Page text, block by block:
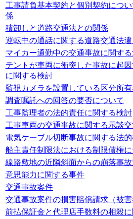
工事請負基本契約と個別契約につ
係
積卸しと道路交通法との関係
運転中の通話に関する道路交通法
マイカー通勤中の交通事故に関す
テントが車両に衝突した事故に起
に関する検討
監視カメラを設置している区分所
調査嘱託への回答の要否について
工事監理者の法的責任に関する検討
工事車両の交通事故に関する示談
電気ケーブル切断事故に関する法
船主責任制限法における制限債権
線路敷地の近隣斜面からの崩落事
意思能力に関する事件
交通事故案件
交通事故案件の損害賠償請求（被害
前払保証金と代理店手数料の相殺